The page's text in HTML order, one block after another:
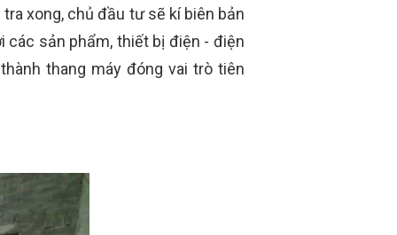
xong, chủ đầu tư sẽ kí biên bản
các sản phẩm, thiết bị điện - điện
thang máy đóng vai trò tiên